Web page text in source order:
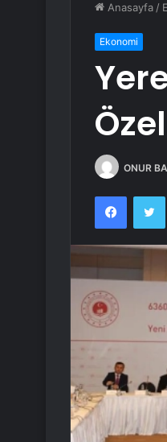
Anasayfa /
Ekonomi
ONUR